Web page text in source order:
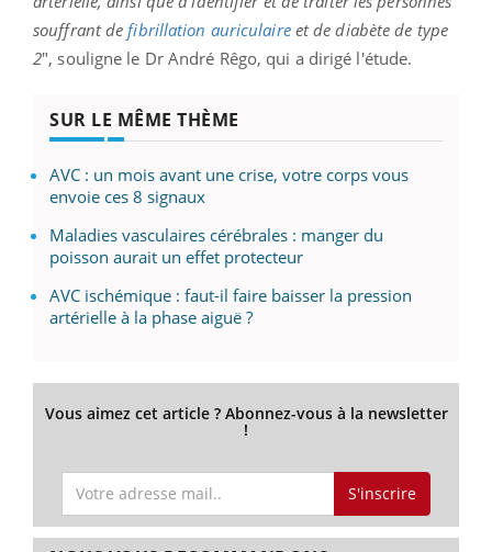
souffrant de fibrillation auriculaireet de diabète de type
2", souligne le Dr André Rêgo, qui a dirigé l'étude.
SUR LE MÊME THÈME
AVC : un mois avant une crise, votre corps vous
envoie ces 8 signaux
Maladies vasculaires cérébrales : manger du
poisson aurait un effet protecteur
AVC ischémique : faut-il faire baisser la pression
artérielle à la phase aiguë ?
Vous aimez cet article ? Abonnez-vous à la newsletter
!
S'inscrire